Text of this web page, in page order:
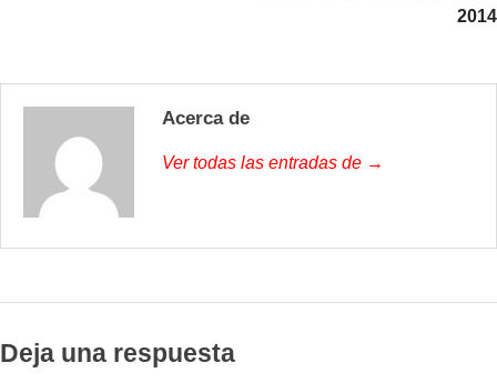
2014
Acerca de
Ver todas las entradas de →
Deja una respuesta